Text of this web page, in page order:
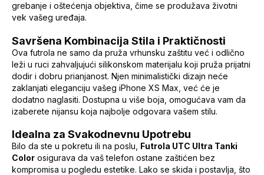
grebanje i oštećenja objektiva, čime se produžava životni
vek vašeg uređaja.
Savršena Kombinacija Stila i Praktičnosti
Ova futrola ne samo da pruža vrhunsku zaštitu već i odlično
leži u ruci zahvaljujući silikonskom materijalu koji pruža prijatni
dodir i dobru prianjanost. Njen minimalistički dizajn neće
zaklanjati eleganciju vašeg iPhone XS Max, već će je
dodatno naglasiti. Dostupna u više boja, omogućava vam da
izaberete nijansu koja najbolje odgovara vašem stilu.
Idealna za Svakodnevnu Upotrebu
Bilo da ste u pokretu ili na poslu, Futrola UTC Ultra Tanki
Color osigurava da vaš telefon ostane zaštićen bez
kompromisa u pogledu estetike. Lako se skida i postavlja, što